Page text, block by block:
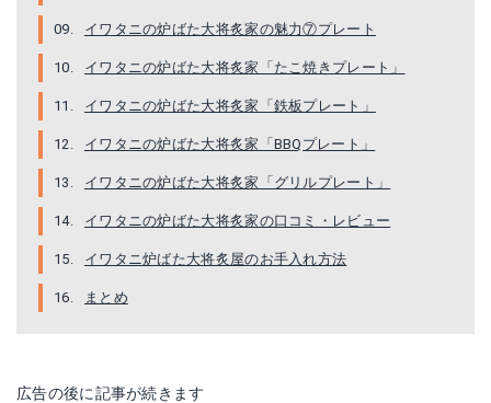
イワタニの炉ばた大将炙家の魅力⑦プレート
イワタニの炉ばた大将炙家「たこ焼きプレート」
イワタニの炉ばた大将炙家「鉄板プレート」
イワタニの炉ばた大将炙家「BBQプレート」
イワタニの炉ばた大将炙家「グリルプレート」
イワタニの炉ばた大将炙家の口コミ・レビュー
イワタニ炉ばた大将炙屋のお手入れ方法
まとめ
広告の後に記事が続きます